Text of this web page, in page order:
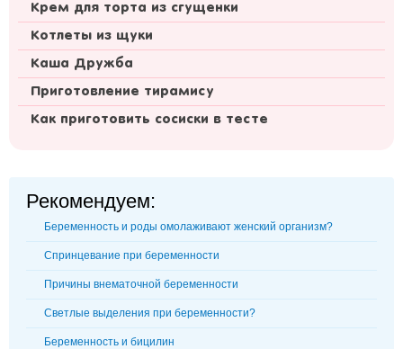
Крем для торта из сгущенки
Котлеты из щуки
Каша Дружба
Приготовление тирамису
Как приготовить сосиски в тесте
Рекомендуем:
Беременность и роды омолаживают женский организм?
Спринцевание при беременности
Причины внематочной беременности
Светлые выделения при беременности?
Беременность и бицилин